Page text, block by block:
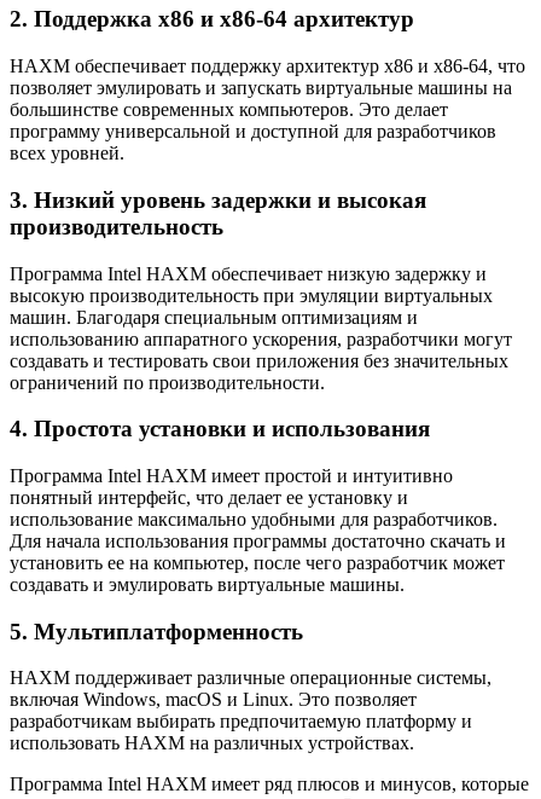
2. Поддержка x86 и x86-64 архитектур
HAXM обеспечивает поддержку архитектур x86 и x86-64, что
позволяет эмулировать и запускать виртуальные машины на
большинстве современных компьютеров. Это делает
программу универсальной и доступной для разработчиков
всех уровней.
3. Низкий уровень задержки и высокая
производительность
Программа Intel HAXM обеспечивает низкую задержку и
высокую производительность при эмуляции виртуальных
машин. Благодаря специальным оптимизациям и
использованию аппаратного ускорения, разработчики могут
создавать и тестировать свои приложения без значительных
ограничений по производительности.
4. Простота установки и использования
Программа Intel HAXM имеет простой и интуитивно
понятный интерфейс, что делает ее установку и
использование максимально удобными для разработчиков.
Для начала использования программы достаточно скачать и
установить ее на компьютер, после чего разработчик может
создавать и эмулировать виртуальные машины.
5. Мультиплатформенность
HAXM поддерживает различные операционные системы,
включая Windows, macOS и Linux. Это позволяет
разработчикам выбирать предпочитаемую платформу и
использовать HAXM на различных устройствах.
Программа Intel HAXM имеет ряд плюсов и минусов, которые